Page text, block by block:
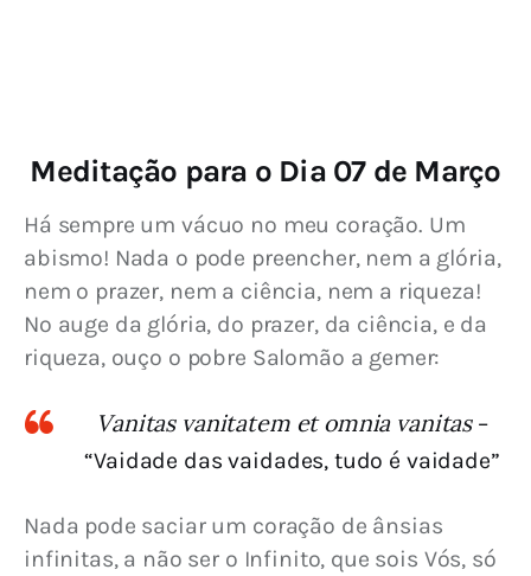
Meditação para o Dia 07 de Março
Há sempre um vácuo no meu coração. Um
abismo! Nada o pode preencher, nem a glória,
nem o prazer, nem a ciência, nem a riqueza!
No auge da glória, do prazer, da ciência, e da
riqueza, ouço o pobre Salomão a gemer:
Vanitas vanitatem et omnia vanitas–
“Vaidade das vaidades, tudo é vaidade”
Nada pode saciar um coração de ânsias
infinitas, a não ser o Infinito, que sois Vós, só